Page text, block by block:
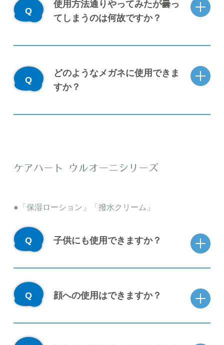
使用方法通りやってみたが曇っ
てしまうのは何故ですか？
どのようなメガネに使用できま
すか？
ケアハート ウルオーニシリーズ
「保湿ローション」「撥水クリーム」
子供にも使用できますか？
顔への使用はできますか？